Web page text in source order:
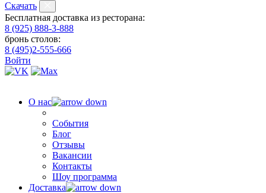
Скачать
Бесплатная доставка из ресторана:
8 (925) 888-3-888
бронь столов:
8 (495)2-555-666
Войти
О нас
События
Блог
Отзывы
Вакансии
Контакты
Шоу программа
Доставка